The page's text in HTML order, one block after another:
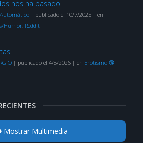
nos ha pasado
| publicado el 10/7/2025| en
Humor, Reddit
| publicado el 4/8/2026| en Erotismo 🔞
Mostrar Multimedia